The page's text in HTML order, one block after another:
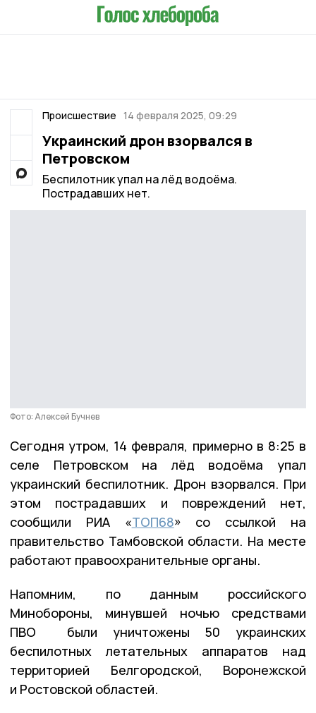
Происшествие 14 февраля 2025, 09:29
Украинский дрон взорвался в
Петровском
Беспилотник упал на лёд водоёма.
Пострадавших нет.
Фото: Алексей Бучнев
Сегодня утром, 14 февраля, примерно в 8:25 в
селе Петровском на лёд водоёма упал
украинский беспилотник. Дрон взорвался. При
этом пострадавших и повреждений нет,
сообщили РИА «ТОП68» со ссылкой на
правительство Тамбовской области. На месте
работают правоохранительные органы.
Напомним, по данным российского
Минобороны, минувшей ночью средствами
ПВО были уничтожены 50 украинских
беспилотных летательных аппаратов над
территорией Белгородской, Воронежской
и Ростовской областей.